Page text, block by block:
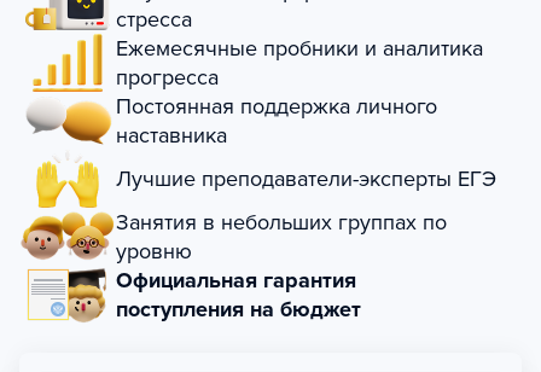
стресса
Ежемесячные пробники и аналитика
прогресса
Постоянная поддержка личного
наставника
Лучшие преподаватели-эксперты ЕГЭ
Занятия в небольших группах по
уровню
Официальная гарантия
поступления на бюджет